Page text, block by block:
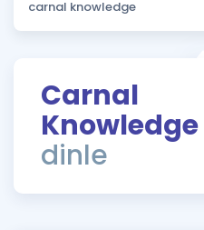
Puan Hesaplama
ÖSYM Sınav Takvimi
Kampanyalar
Carnal
Knowledge
dinle